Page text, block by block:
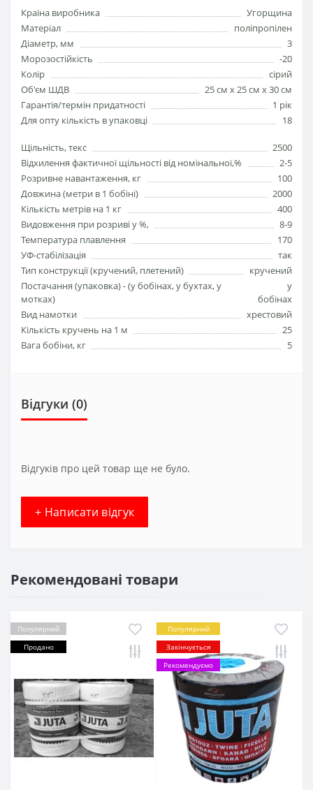
Країна виробника
Угорщина
Матеріал
поліпропілен
Діаметр, мм
3
Морозостійкість
-20
Колір
сірий
Об'єм ШДВ
25 см х 25 см х 30 см
Гарантія/термін придатності
1 рік
Для опту кількість в упаковці
18
Щільність, текс
2500
Відхилення фактичної щільності від номінальної,%
2-5
Розривне навантаження, кг
100
Довжина (метри в 1 бобіні)
2000
Кількість метрів на 1 кг
400
Видовження при розриві у %,
8-9
Температура плавлення
170
УФ-стабілізація
так
Тип конструкції (кручeний, плетений)
кручений
Постачання (упаковка) - (у бобінах, у бухтах, у
мотках)
у
бобінах
Вид намотки
хрестовий
Кількість кручень на 1 м
25
Вага бобіни, кг
5
Відгуки (0)
Відгуків про цей товар ще не було.
+ Написати відгук
Рекомендовані товари
Популярний
Продано
Популярний
Закінчується
Рекомендуємо